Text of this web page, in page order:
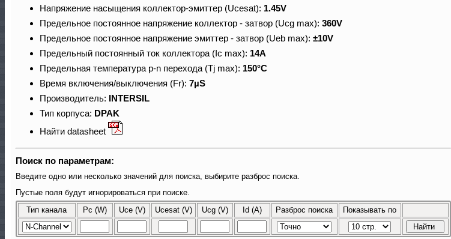
Напряжение насыщения коллектор-эмиттер (Ucesat): 1.45V
Предельное постоянное напряжение коллектор - затвор (Ucg max): 360V
Предельное постоянное напряжение эмиттер - затвор (Ueb max): ±10V
Предельный постоянный ток коллектора (Ic max): 14A
Предельная температура p-n перехода (Tj max): 150°C
Время включения/выключения (Fr): 7µS
Производитель: INTERSIL
Тип корпуса: DPAK
Найти datasheet
Поиск по параметрам:
Введите одно или несколько значений для поиска, выбирите разброс поиска.
Пустые поля будут игнорироваться при поиске.
Тип канала Pc (W) Uce (V) Ucesat (V) Ucg (V) Id (A) Разброс поиска Показывать по